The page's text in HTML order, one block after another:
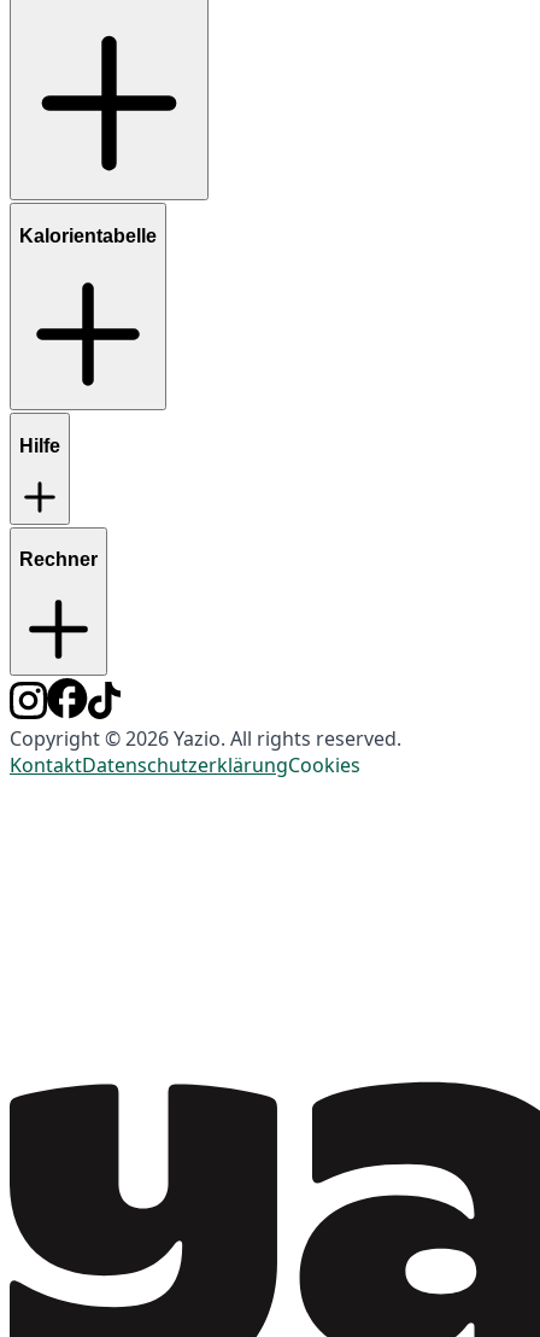
Kalorientabelle
Hilfe
Rechner
Copyright © 2026 Yazio. All rights reserved.
KontaktDatenschutzerklärungCookies